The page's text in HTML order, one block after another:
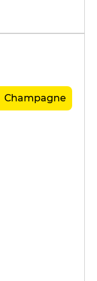
Champagne